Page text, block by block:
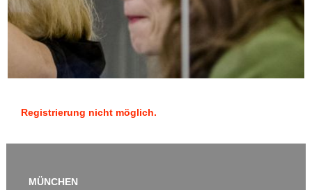
Registrierung nicht möglich.
MÜNCHEN